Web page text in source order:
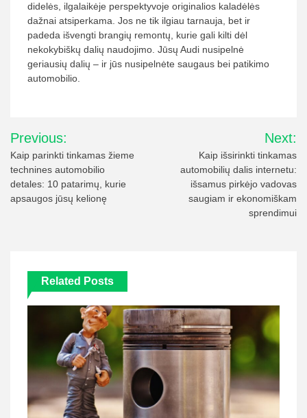
didelės, ilgalaikėje perspektyvoje originalios kaladėlės
dažnai atsiperkama. Jos ne tik ilgiau tarnauja, bet ir
padeda išvengti brangių remontų, kurie gali kilti dėl
nekokybiškų dalių naudojimo. Jūsų Audi nusipelnė
geriausių dalių – ir jūs nusipelnėte saugaus bei patikimo
automobilio.
Navigacija
tarp
įrašų
Previous:
Kaip parinkti tinkamas žieme
technines automobilio
detales: 10 patarimų, kurie
apsaugos jūsų kelionę
Next:
Kaip išsirinkti tinkamas
automobilių dalis internetu:
išsamus pirkėjo vadovas
saugiam ir ekonomiškam
sprendimui
Related Posts